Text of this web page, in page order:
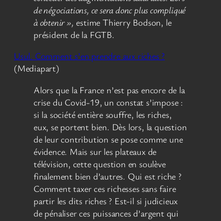
de négociations, ce sera donc plus compliqué
à obtenir », estime Thierry Bodson, le
président de la FGTB.
Usul. Comment s’en prendre aux riches ?
(Mediapart)
Alors que la France n’est pas encore de la
crise du Covid-19, un constat s’impose :
si la société entière souffre, les riches,
eux, se portent bien. Dès lors, la question
de leur contribution se pose comme une
évidence. Mais sur les plateaux de
télévision, cette question en soulève
finalement bien d’autres. Qui est riche ?
Comment taxer ces richesses sans faire
partir les dits riches ? Est-il si judicieux
de pénaliser ces puissances d’argent qui